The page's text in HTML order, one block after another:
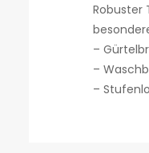
Robuster
–
–
–